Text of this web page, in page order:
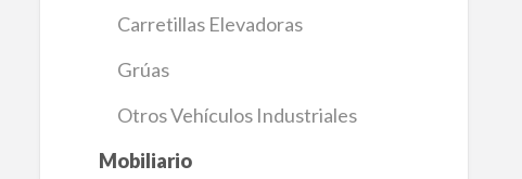
Carretillas Elevadoras
Grúas
Otros Vehículos Industriales
Mobiliario